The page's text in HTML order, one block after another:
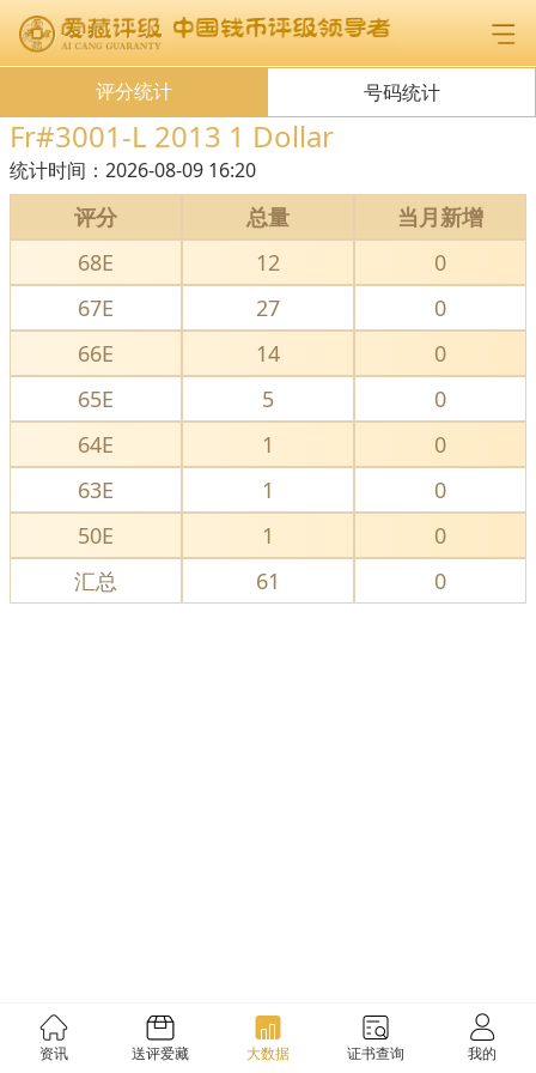
评分统计 号码统计
Fr#3001-L 2013 1 Dollar
统计时间： 2026-08-09 16:20
评分 总量
当月新增
68E
12
0
67E
27
0
66E
14
0
65E
5
0
64E
1
0
63E
1
0
50E
1
0
汇总
61 0
资讯 送评爱藏 大数据 证书查询 我的